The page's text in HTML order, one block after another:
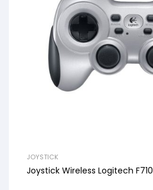
JOYSTICK
Joystick Wireless Logitech F710